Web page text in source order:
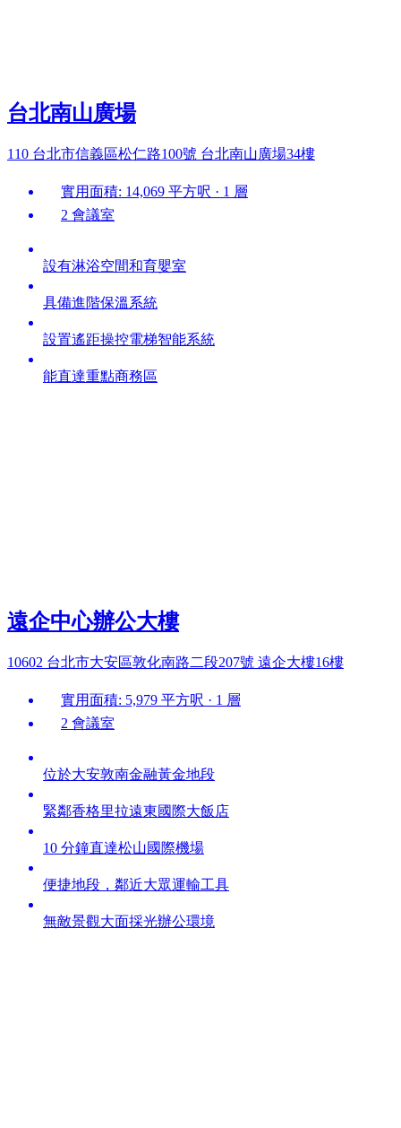
台北南山廣場
110 台北市信義區松仁路100號 台北南山廣場34樓
實用面積: 14,069 平方呎 · 1 層
2 會議室
設有淋浴空間和育嬰室
具備進階保溫系統
設置遙距操控電梯智能系統
能直達重點商務區
遠企中心辦公大樓
10602 台北市大安區敦化南路二段207號 遠企大樓16樓
實用面積: 5,979 平方呎 · 1 層
2 會議室
位於大安敦南金融黃金地段
緊鄰香格里拉遠東國際大飯店
10 分鐘直達松山國際機場
便捷地段，鄰近大眾運輸工具
無敵景觀大面採光辦公環境